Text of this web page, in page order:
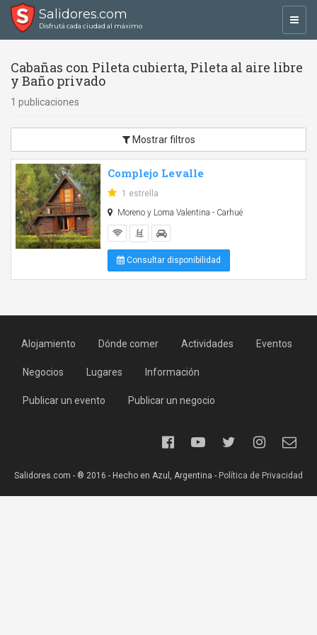
Salidores.com
Disfrutá cada ciudad al máximo
Cabañas con Pileta cubierta, Pileta al aire libre
y Baño privado
1 publicaciones
Mostrar filtros
Complejo Levalle
1 estrella
Moreno y Loma Valentina - Carhué
Consultar disponibilidad
Alojamiento Dónde comer Actividades Eventos
Negocios Lugares Información
Publicar un evento Publicar un negocio
Salidores.com - ® 2016 - Hecho en Azul, Argentina - Política de Privacidad